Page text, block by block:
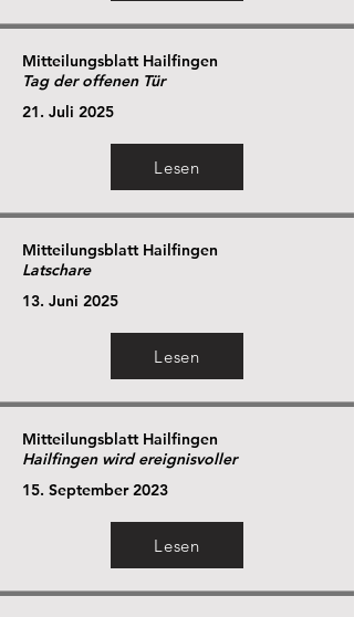
Mitteilungsblatt Hailfingen
Tag der offenen Tür
21. Juli 2025
Lesen
Mitteilungsblatt Hailfingen
Latschare
13. Juni 2025
Lesen
Mitteilungsblatt Hailfingen
Hailfingen wird ereignisvoller
15. September 2023
Lesen